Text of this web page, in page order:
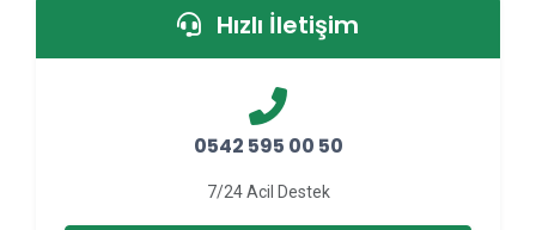
Hızlı İletişim
0542 595 00 50
7/24 Acil Destek